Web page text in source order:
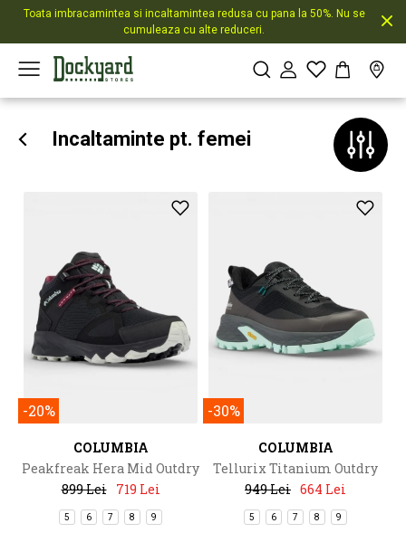
Toata imbracamintea si incaltamintea redusa cu pana la 50%. Nu se
cumuleaza cu alte reduceri.
Incaltaminte pt. femei
-20%
COLUMBIA
Peakfreak Hera Mid Outdry
899 Lei
719 Lei
5 6 7 8 9
-30%
COLUMBIA
Tellurix Titanium Outdry
949 Lei 664 Lei
5 6 7 8 9